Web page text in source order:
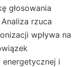
głosowania
rzuca
wpływa na
i